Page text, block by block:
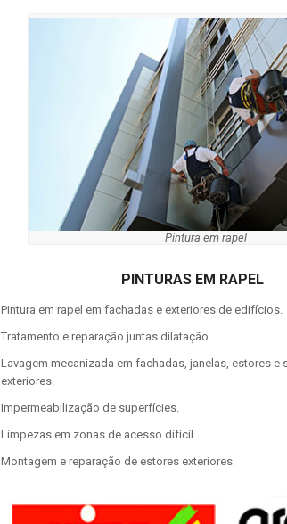
Pintura em rapel
PINTURAS EM RAPEL
Pintura em rapel em fachadas e exteriores de edifícios.
Tratamento e reparação juntas dilatação.
Lavagem mecanizada em fachadas, janelas, estores e
exteriores.
Impermeabilização de superfícies.
Limpezas em zonas de acesso difícil.
Montagem e reparação de estores exteriores.